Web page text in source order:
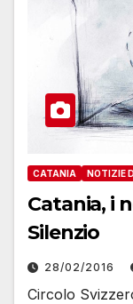
CATANIA NOTIZIE
Catania, i
Silenzio
28/02/2016
Circolo